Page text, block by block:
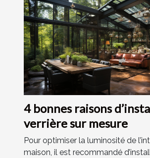
4 bonnes raisons
verrière sur mesure
Pour optimiser la luminosité de
maison, il est recommandé